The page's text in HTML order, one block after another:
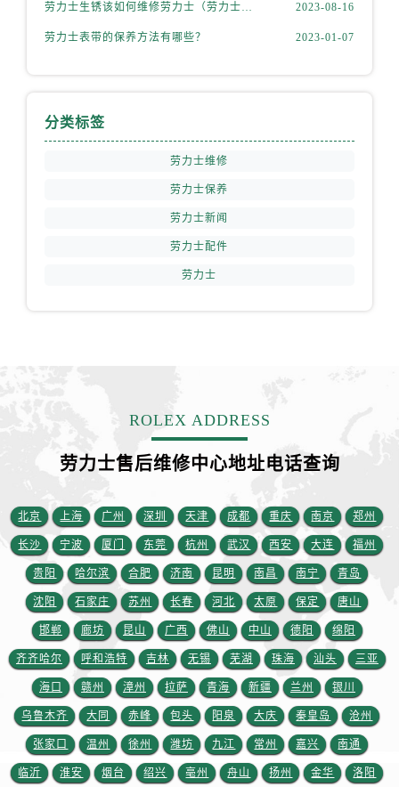
江苏省常州市新北区龙锦路1590号现代传媒中心5号楼10层1008室劳力士售后服务中心（需提前预约）
江西省新余市渝水区北湖西路劳力士售后服务中心（需提前预约）
江西省宜春市袁州区中山中路劳力士售后服务中心（需提前预约）
江西省鹰潭市月湖区胜利东路劳力士售后服务中心（需提前预约）
山东省德州市德城区东风中路劳力士售后服务中心（需提前预约）
山东省东营市东营区济南路劳力士售后服务中心（需提前预约）
山东省济南市历下区经十路11111号华润中心写字楼（万象城）15层1508室劳力士售后服务中心（需提前预约）
山东省济宁市任城区太白楼路劳力士售后服务中心（需提前预约）
山东省莱芜市文化南路8号银座商城名表维修一楼名表维修劳力士售后服务中心（需提前预约）
山东省临沂市兰山区解放路劳力士售后服务中心（需提前预约）
山东省日照市东港区烟台路劳力士售后服务中心（需提前预约）
山东省泰安市泰山区财源街道泰山大街劳力士售后服务中心（需提前预约）
劳力士生锈该如何维修劳力士（劳力士生锈怎么处理） 2023-08-16
劳力士表带的保养方法有哪些？ 2023-01-07
分类标签
劳力士维修
劳力士保养
劳力士新闻
劳力士配件
劳力士
ROLEX ADDRESS
劳力士售后维修中心地址电话查询
北京 上海 广州 深圳 天津 成都 重庆 南京 郑州
长沙 宁波 厦门 东莞 杭州 武汉 西安 大连 福州
贵阳 哈尔滨 合肥 济南 昆明 南昌 南宁 青岛
沈阳 石家庄 苏州 长春 河北 太原 保定 唐山
邯郸 廊坊 昆山 广西 佛山 中山 德阳 绵阳
齐齐哈尔 呼和浩特 吉林 无锡 芜湖 珠海 汕头 三亚
海口 赣州 漳州 拉萨 青海 新疆 兰州 银川
乌鲁木齐 大同 赤峰 包头 阳泉 大庆 秦皇岛 沧州
张家口 温州 徐州 潍坊 九江 常州 嘉兴 南通
临沂 淮安 烟台 绍兴 亳州 舟山 扬州 金华 洛阳